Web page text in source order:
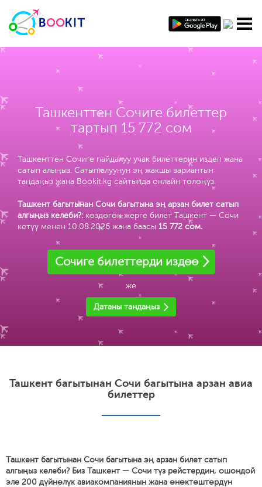
Ташкенттен Сочиге билеттер
тартып 15 772 сом
Ташкенттен Сочиге пайдалуу учак билеттерин издеп жана
сатып алыңыз. Сатып алуунун эң жакшы вариантын
тандаңыз жана Bookit.kg сайтында онлайн төлөңүз.
Ташкент багытынан Сочи багытына эң арзан билет сатып
алгыңыз келеби?: көздөгөн жерге билет Ташкент — Сочи
кетүү менен 10.08.2026 жана баасы 15 772 сом.
Сочиге билеттерди издөө
же
Датаны тандаңыз
Ташкент багытынан Сочи багытына арзан авиа
билеттер
Ташкент багытынан Сочи багытына эң арзан билет сатып
алгыңыз келеби? Биз Ташкент — Сочи түз рейстердин, ошондой
эле 200 дүйнөлүк авиакомпаниянын жана өнөктөштөрдүн